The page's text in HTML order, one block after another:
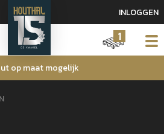
INLOGGEN
1
op maat mogelijk